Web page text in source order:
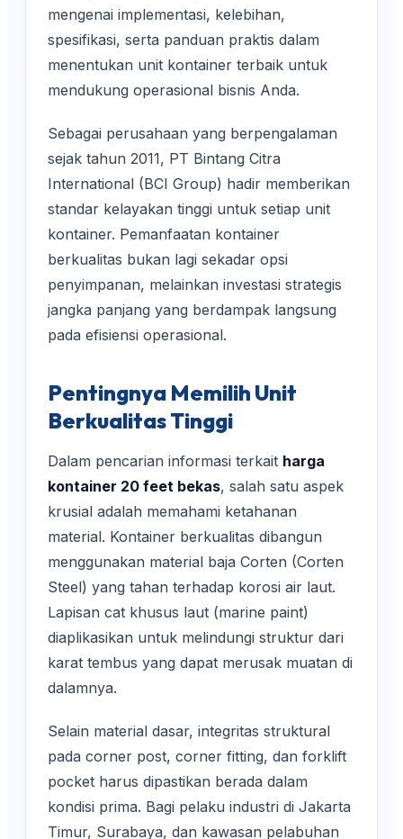
mengenai implementasi, kelebihan,
spesifikasi, serta panduan praktis dalam
menentukan unit kontainer terbaik untuk
mendukung operasional bisnis Anda.
Sebagai perusahaan yang berpengalaman
sejak tahun 2011, PT Bintang Citra
International (BCI Group) hadir memberikan
standar kelayakan tinggi untuk setiap unit
kontainer. Pemanfaatan kontainer
berkualitas bukan lagi sekadar opsi
penyimpanan, melainkan investasi strategis
jangka panjang yang berdampak langsung
pada efisiensi operasional.
Pentingnya Memilih Unit
Berkualitas Tinggi
Dalam pencarian informasi terkait harga
kontainer 20 feet bekas, salah satu aspek
krusial adalah memahami ketahanan
material. Kontainer berkualitas dibangun
menggunakan material baja Corten (Corten
Steel) yang tahan terhadap korosi air laut.
Lapisan cat khusus laut (marine paint)
diaplikasikan untuk melindungi struktur dari
karat tembus yang dapat merusak muatan di
dalamnya.
Selain material dasar, integritas struktural
pada corner post, corner fitting, dan forklift
pocket harus dipastikan berada dalam
kondisi prima. Bagi pelaku industri di Jakarta
Timur, Surabaya, dan kawasan pelabuhan